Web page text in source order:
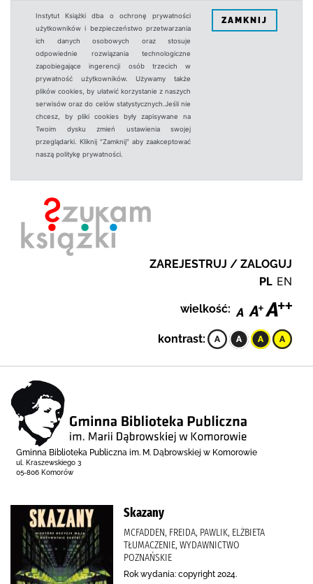
Instytut Książki dba o ochronę prywatności
użytkowników i bezpieczeństwo przetwarzania
ich danych osobowych oraz stosuje
odpowiednie rozwiązania technologiczne
zapobiegające ingerencji osób trzecich w
prywatność użytkowników. Używamy także
plików cookies, by ułatwić korzystanie z naszych
serwisów oraz do celów statystycznych.Jeśli nie
chcesz, by pliki cookies były zapisywane na
Twoim dysku zmień ustawienia swojej
przeglądarki. Kliknij "Zamknij" aby zaakceptować
naszą politykę prywatności.
ZAMKNIJ
ZAREJESTRUJ / ZALOGUJ
PL EN
wielkość:
kontrast:
Gminna Biblioteka Publiczna im. M. Dąbrowskiej w Komorowie
ul. Kraszewskiego 3
05-806 Komorów
Skazany
MCFADDEN, FREIDA, PAWLIK, ELŻBIETA
TŁUMACZENIE, WYDAWNICTWO
POZNAŃSKIE
Rok wydania: copyright 2024.